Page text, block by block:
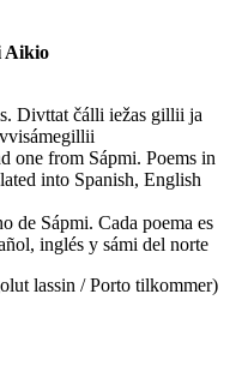
Aikio
Divttat čálli iežas gillii ja
one from Sápmi. Poems in
into Spanish, English
de Sápmi. Cada poema es
inglés y sámi del norte
lassin / Porto tilkommer)